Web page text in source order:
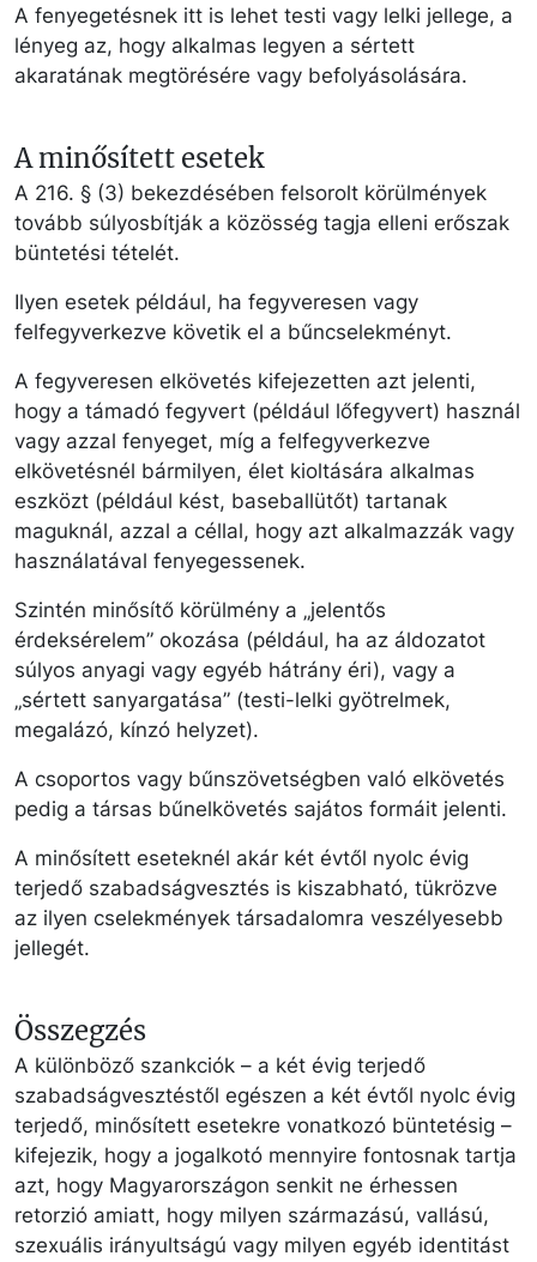
A fenyegetésnek itt is lehet testi vagy lelki jellege, a
lényeg az, hogy alkalmas legyen a sértett
akaratának megtörésére vagy befolyásolására.
A minősített esetek
A 216. § (3) bekezdésében felsorolt körülmények
tovább súlyosbítják a közösség tagja elleni erőszak
büntetési tételét.
Ilyen esetek például, ha fegyveresen vagy
felfegyverkezve követik el a bűncselekményt.
A fegyveresen elkövetés kifejezetten azt jelenti,
hogy a támadó fegyvert (például lőfegyvert) használ
vagy azzal fenyeget, míg a felfegyverkezve
elkövetésnél bármilyen, élet kioltására alkalmas
eszközt (például kést, baseballütőt) tartanak
maguknál, azzal a céllal, hogy azt alkalmazzák vagy
használatával fenyegessenek.
Szintén minősítő körülmény a „jelentős
érdeksérelem” okozása (például, ha az áldozatot
súlyos anyagi vagy egyéb hátrány éri), vagy a
„sértett sanyargatása” (testi-lelki gyötrelmek,
megalázó, kínzó helyzet).
A csoportos vagy bűnszövetségben való elkövetés
pedig a társas bűnelkövetés sajátos formáit jelenti.
A minősített eseteknél akár két évtől nyolc évig
terjedő szabadságvesztés is kiszabható, tükrözve
az ilyen cselekmények társadalomra veszélyesebb
jellegét.
Összegzés
A különböző szankciók – a két évig terjedő
szabadságvesztéstől egészen a két évtől nyolc évig
terjedő, minősített esetekre vonatkozó büntetésig –
kifejezik, hogy a jogalkotó mennyire fontosnak tartja
azt, hogy Magyarországon senkit ne érhessen
retorzió amiatt, hogy milyen származású, vallású,
szexuális irányultságú vagy milyen egyéb identitást